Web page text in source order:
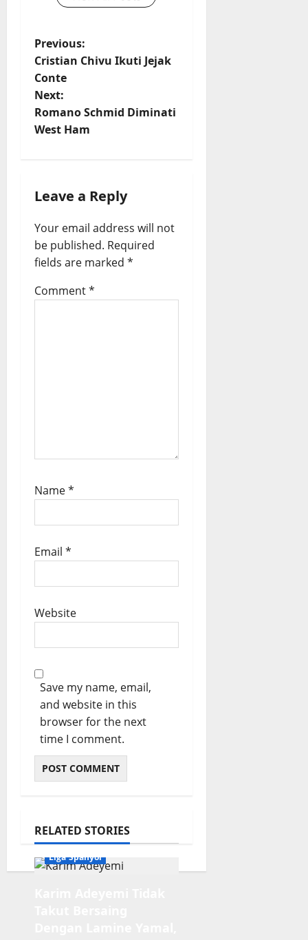
P
o
s
t
n
i
g
a
t
i
Previous:
Cristian Chivu Ikuti Jejak
Conte
Next:
Romano Schmid Diminati
West Ham
Leave a Reply
Your email address will not
be published. Required
fields are marked *
Comment*
Name*
Email *
Website
Save my name, email,
and website in this
browser for the next
time I comment.
RELATED STORIES
Liga Spanyol